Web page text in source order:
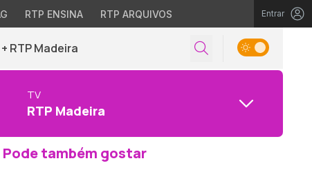
RTP ENSINA RTP ARQUIVOS Entrar
+ RTP Madeira
TV
RTP Madeira
Pode também gostar